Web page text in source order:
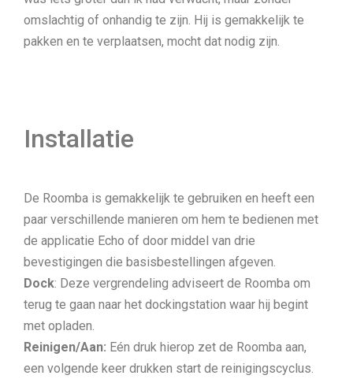
omslachtig of onhandig te zijn. Hij is gemakkelijk te
pakken en te verplaatsen, mocht dat nodig zijn.
Installatie
De Roomba is gemakkelijk te gebruiken en heeft een
paar verschillende manieren om hem te bedienen met
de applicatie Echo of door middel van drie
bevestigingen die basisbestellingen afgeven.
Dock: Deze vergrendeling adviseert de Roomba om
terug te gaan naar het dockingstation waar hij begint
met opladen.
Reinigen/Aan: Eén druk hierop zet de Roomba aan,
een volgende keer drukken start de reinigingscyclus.